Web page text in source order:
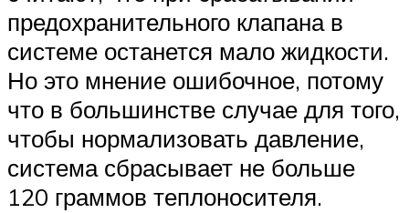
предохранительного клапана в
системе останется мало жидкости.
Но это мнение ошибочное, потому
что в большинстве случае для того,
чтобы нормализовать давление,
система сбрасывает не больше
120 граммов теплоносителя.